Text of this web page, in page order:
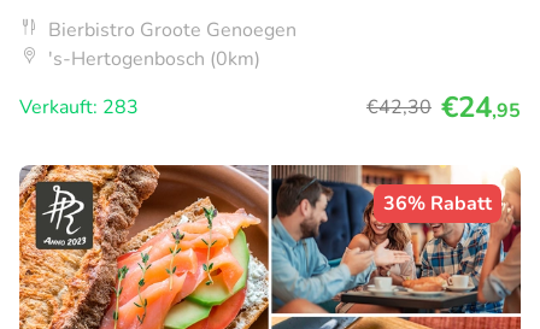
Bierbistro Groote Genoegen
's-Hertogenbosch (0km)
Verkauft: 283
€42,30 €24,95
36% Rabatt